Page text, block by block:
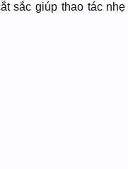
sắc giúp thao tác nhẹ